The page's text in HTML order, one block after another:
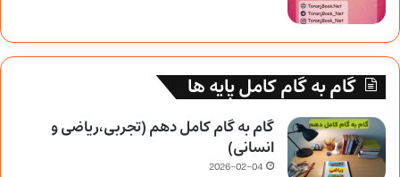
گام به گام کامل پایه ها
گام به گام کامل دهم (تجربی،ریاضی و
انسانی)
2026-02-04